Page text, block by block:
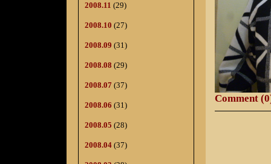
2008.11 (29)
2008.10 (27)
2008.09 (31)
2008.08 (29)
2008.07 (37)
2008.06 (31)
2008.05 (28)
2008.04 (37)
Comment